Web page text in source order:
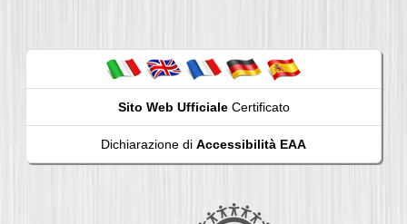
Sito Web UfficialeCertificato
Dichiarazione di Accessibilità EAA